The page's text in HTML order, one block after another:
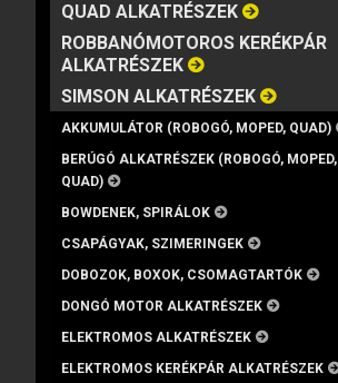
QUAD ALKATRÉSZEK
ROBBANÓMOTOROS KERÉKPÁR
ALKATRÉSZEK
SIMSON ALKATRÉSZEK
AKKUMULÁTOR (ROBOGÓ, MOPED, QUAD)
BERÚGÓ ALKATRÉSZEK (ROBOGÓ, MOPED,
QUAD)
BOWDENEK, SPIRÁLOK
CSAPÁGYAK, SZIMERINGEK
DOBOZOK, BOXOK, CSOMAGTARTÓK
DONGÓ MOTOR ALKATRÉSZEK
ELEKTROMOS ALKATRÉSZEK
ELEKTROMOS KERÉKPÁR ALKATRÉSZEK